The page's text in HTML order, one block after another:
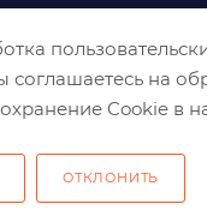
реза
на
Cookie в
ОТКЛОНИТЬ